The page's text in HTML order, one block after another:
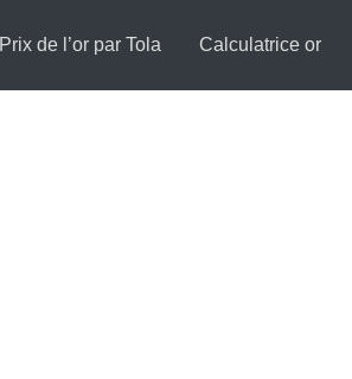
Prix de l’or par Tola Calculatrice or